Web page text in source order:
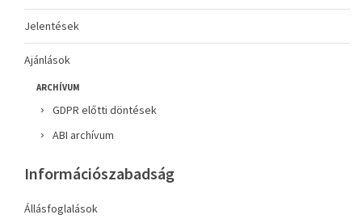
Jelentések
Ajánlások
ARCHÍVUM
GDPR előtti döntések
ABI archívum
Információszabadság
Állásfoglalások